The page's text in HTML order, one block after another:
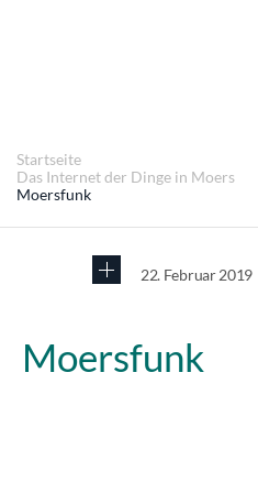
Startseite
Das Internet der Dinge in Moers
Moersfunk
22. Februar 2019
Moersfunk